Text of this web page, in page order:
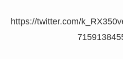
https://twitter.com/